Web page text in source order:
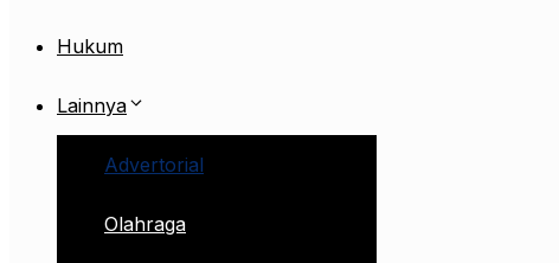
Hukum
Lainnya
Advertorial
Olahraga